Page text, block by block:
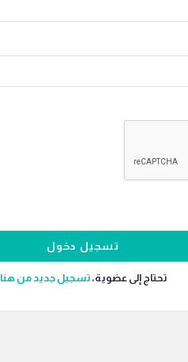
تحتاج إلى عضوية،‫تسجيل جديد من هنا